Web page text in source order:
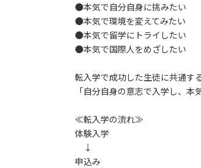
●本気で自分自身に挑みたい
●本気で環境を変えてみたい
●本気で留学にトライしたい
●本気で国際人をめざしたい
転入学で成功した生徒に共通す
「自分自身の意志で入学し、本
≪転入学の流れ≫
体験入学
↓
申込み